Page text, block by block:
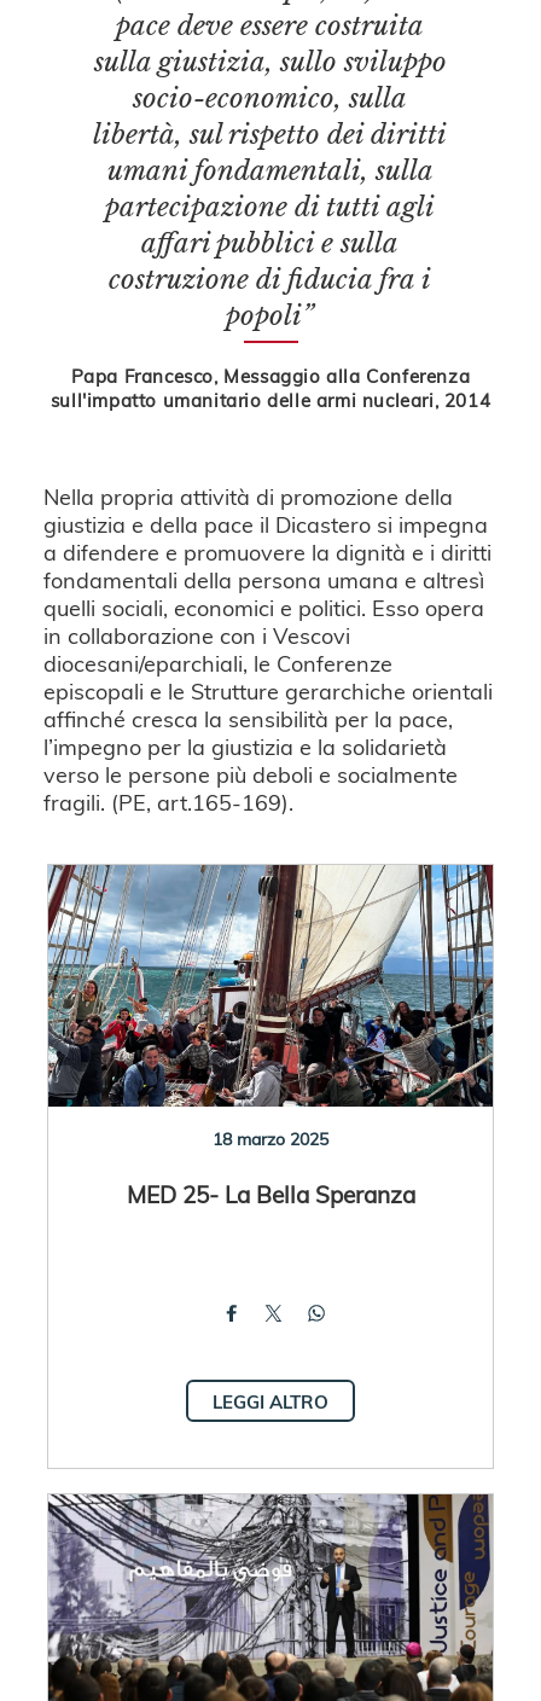
pace deve essere costruita
sulla giustizia, sullo sviluppo
socio-economico, sulla
libertà, sul rispetto dei diritti
umani fondamentali, sulla
partecipazione di tutti agli
affari pubblici e sulla
costruzione di fiducia fra i
popoli”
Papa Francesco, Messaggio alla Conferenza
sull'impatto umanitario delle armi nucleari, 2014
Nella propria attività di promozione della
giustizia e della pace il Dicastero si impegna
a difendere e promuovere la dignità e i diritti
fondamentali della persona umana e altresì
quelli sociali, economici e politici. Esso opera
in collaborazione con i Vescovi
diocesani/eparchiali, le Conferenze
episcopali e le Strutture gerarchiche orientali
affinché cresca la sensibilità per la pace,
l’impegno per la giustizia e la solidarietà
verso le persone più deboli e socialmente
fragili. (PE, art.165-169).
18 marzo 2025
MED 25- La Bella Speranza
LEGGI ALTRO